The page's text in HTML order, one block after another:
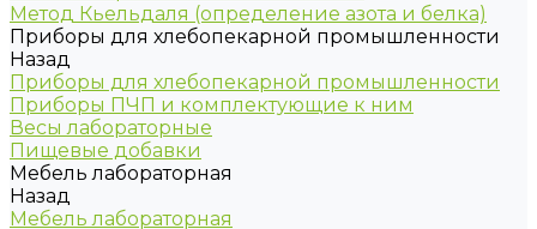
Метод Кьельдаля (определение азота и белка)
Приборы для хлебопекарной промышленности
Назад
Приборы для хлебопекарной промышленности
Приборы ПЧП и комплектующие к ним
Весы лабораторные
Пищевые добавки
Мебель лабораторная
Назад
Мебель лабораторная